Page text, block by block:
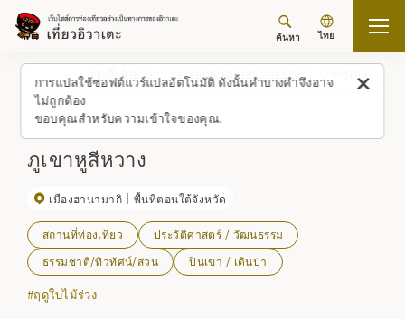
การแปลใช้ซอฟต์แวร์แปลอัตโนมัติ ดังนั้นคำบางคำจึงอาจ
ไม่ถูกต้อง
ขอบคุณสำหรับความเข้าใจของคุณ.
ค้นหา ไทย
กลับขึ้นด้านบน สถานที่/ประสบการณ์ (รายการ)
ภูเขาหูสีหวาง
เมืองฮานามากิ พื้นที่ตอนใต้จังหวัด
สถานที่ท่องเที่ยว
ประวัติศาสตร์ / วัฒนธรรม
ธรรมชาติ/ทิวทัศน์/สวน
ปีนเขา / เดินป่า
#ฤดูใบไม้ร่วง